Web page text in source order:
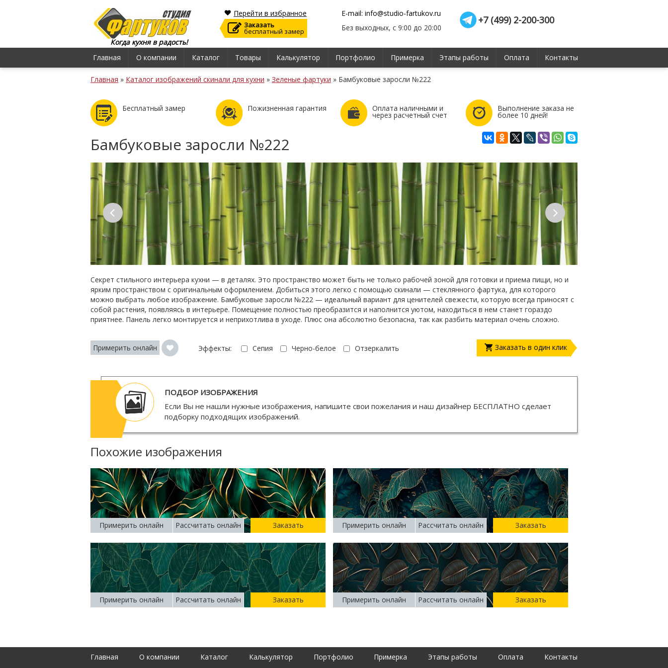
Когда кухня в радость!
Перейти в избранное
Заказать
бесплатный замер
E-mail: info@studio-fartukov.ru
Без выходных, с 9:00 до 20:00
+7 (499) 2-200-300
Главная О компании Каталог Товары Калькулятор Портфолио Примерка Этапы работы Оплата Контакты
Главная » Каталог изображений скинали для кухни » Зеленые фартуки » Бамбуковые заросли №222
Бесплатный замер Пожизненная гарантия Оплата наличными и
через расчетный счет
Выполнение заказа не
более 10 дней!
Бамбуковые заросли №222
Секрет стильного интерьера кухни — в деталях. Это пространство может быть не только рабочей зоной для готовки и приема пищи, но и
ярким пространством с оригинальным оформлением. Добиться этого легко с помощью скинали — стеклянного фартука, для которого
можно выбрать любое изображение. Бамбуковые заросли №222 — идеальный вариант для ценителей свежести, которую всегда приносят с
собой растения, появляясь в интерьере. Помещение полностью преобразится и наполнится уютом, находиться в нем станет гораздо
приятнее. Панель легко монтируется и неприхотлива в уходе. Плюс она абсолютно безопасна, так как разбить материал очень сложно.
Заказать в один клик
Примерить онлайн Эффекты: Сепия Черно-белое Отзеркалить
ПОДБОР ИЗОБРАЖЕНИЯ
Если Вы не нашли нужные изображения, напишите свои пожелания и наш дизайнер БЕСПЛАТНО сделает
подборку подходящих изображений.
Похожие изображения
Примерить онлайн Рассчитать онлайн Заказать Примерить онлайн Рассчитать онлайн Заказать
Примерить онлайн Рассчитать онлайн Заказать Примерить онлайн Рассчитать онлайн Заказать
Главная О компании Каталог Калькулятор Портфолио Примерка Этапы работы Оплата Контакты